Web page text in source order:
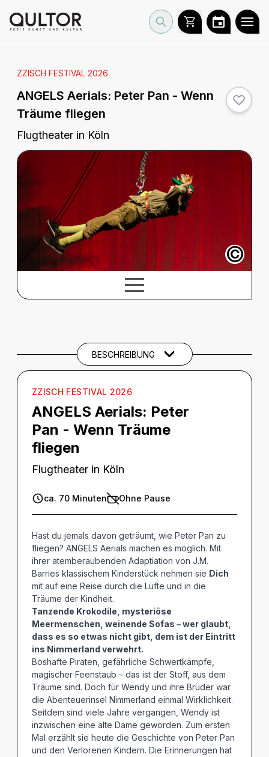
ZZISCH FESTIVAL 2026
ANGELS Aerials: Peter Pan - Wenn
Träume fliegen
Flugtheater in Köln
©
BARRIEREINFORMATIONEN
THEMEN UND SCHLAGWÖRTER
BESCHREIBUNG
ZZISCH FESTIVAL 2026
ANGELS Aerials: Peter
Pan - Wenn Träume
fliegen
Flugtheater in Köln
ca. 70 Minuten Ohne Pause
Hast du jemals davon geträumt, wie Peter Pan zu
fliegen? ANGELS Aerials machen es möglich. Mit
ihrer atemberaubenden Adaptiation von J.M.
Barries klassischem Kinderstück nehmen sie Dich
mit auf eine Reise durch die Lüfte und in die
Träume der Kindheit.
Tanzende Krokodile, mysteriöse
Meermenschen, weinende Sofas – wer glaubt,
dass es so etwas nicht gibt, dem ist der Eintritt
ins Nimmerland verwehrt.
Boshafte Piraten, gefährliche Schwertkämpfe,
magischer Feenstaub – das ist der Stoff, aus dem
Träume sind. Doch für Wendy und ihre Brüder war
die Abenteuerinsel Nimmerland einmal Wirklichkeit.
Seitdem sind viele Jahre vergangen, Wendy ist
inzwischen eine alte Dame geworden. Zum ersten
Mal erzählt sie heute die Geschichte von Peter Pan
und den Verlorenen Kindern. Die Erinnerungen hat